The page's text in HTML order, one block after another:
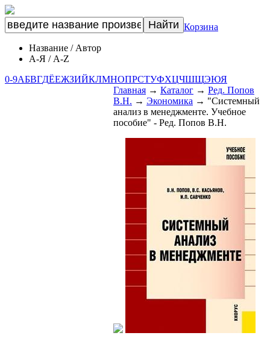
Корзина
Название / Автор
А-Я / A-Z
0-9АБВГДЁЕЖЗИЙКЛМНОПРСТУФХЦЧШЩЭЮЯ
Главная → Каталог → Ред. Попов
В.Н. → Экономика → "Системный
анализ в менеджменте. Учебное
пособие" - Ред. Попов В.Н.